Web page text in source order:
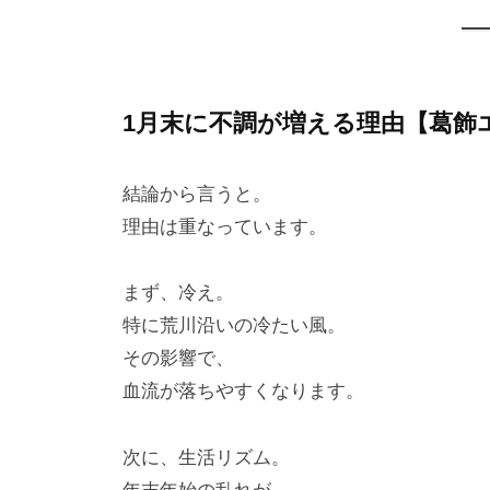
1月末に不調が増える理由【葛飾
結論から言うと。
理由は重なっています。
まず、冷え。
特に荒川沿いの冷たい風。
その影響で、
血流が落ちやすくなります。
次に、生活リズム。